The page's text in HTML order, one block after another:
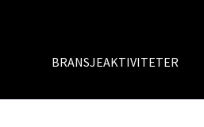
BRANSJEAKTIVITETER